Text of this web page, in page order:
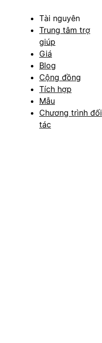
Tài nguyên
Trung tâm trợ
giúp
Giá
Blog
Cộng đồng
Tích hợp
Mẫu
Chương trình đối
tác